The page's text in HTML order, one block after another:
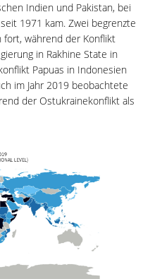
Indien und Pakistan, bei
1971 kam. Zwei begrenzte
fort, während der Konflikt
in Rakhine State in
Papuas in Indonesien
im Jahr 2019 beobachtete
der Ostukrainekonflikt als